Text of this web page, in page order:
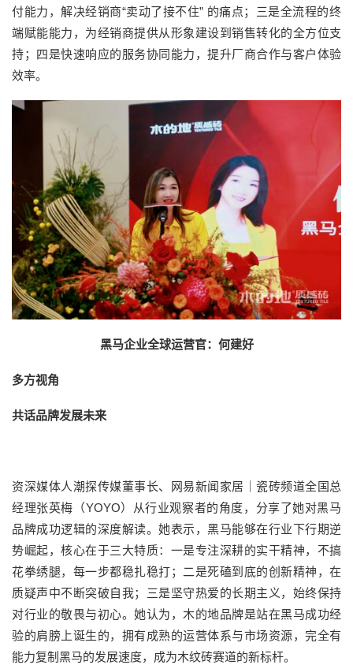
付能力，解决经销商“卖动了接不住” 的痛点；三是全流程的终
端赋能能力，为经销商提供从形象建设到销售转化的全方位支
持；四是快速响应的服务协同能力，提升厂商合作与客户体验
效率。
黑马企业全球运营官：何建好
多方视角
共话品牌发展未来
资深媒体人潮探传媒董事长、网易新闻家居｜瓷砖频道全国总
经理张英梅（YOYO）从行业观察者的角度，分享了她对黑马
品牌成功逻辑的深度解读。她表示，黑马能够在行业下行期逆
势崛起，核心在于三大特质：一是专注深耕的实干精神，不搞
花拳绣腿，每一步都稳扎稳打；二是死磕到底的创新精神，在
质疑声中不断突破自我；三是坚守热爱的长期主义，始终保持
对行业的敬畏与初心。她认为，木的地品牌是站在黑马成功经
验的肩膀上诞生的，拥有成熟的运营体系与市场资源，完全有
能力复制黑马的发展速度，成为木纹砖赛道的新标杆。